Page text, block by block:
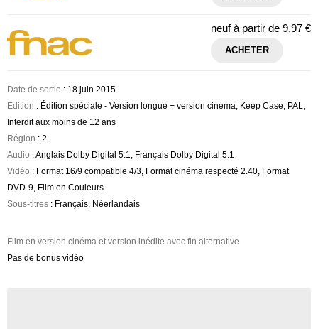
neuf à partir de 9,97 €
ACHETER
Date de sortie : 18 juin 2015
Edition : Édition spéciale - Version longue + version cinéma, Keep Case, PAL,
Interdit aux moins de 12 ans
Région : 2
Audio : Anglais Dolby Digital 5.1, Français Dolby Digital 5.1
Vidéo : Format 16/9 compatible 4/3, Format cinéma respecté 2.40, Format
DVD-9, Film en Couleurs
Sous-titres : Français, Néerlandais
Film en version cinéma et version inédite avec fin alternative
Pas de bonus vidéo